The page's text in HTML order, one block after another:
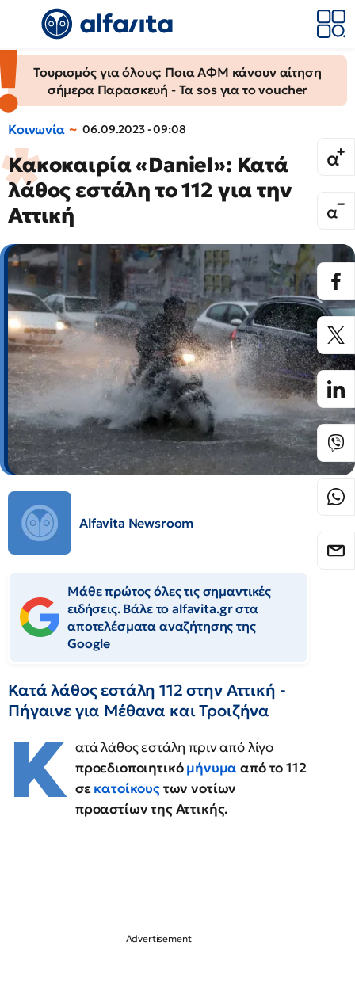
Τουρισμός για όλους: Ποια ΑΦΜ κάνουν αίτηση
σήμερα Παρασκευή - Τα sos για το voucher
Κοινωνία 06.09.2023 - 09:08
Κακοκαιρία «Daniel»: Κατά
λάθος εστάλη το 112 για την
Αττική
Alfavita Newsroom
Μάθε πρώτος όλες τις σημαντικές
ειδήσεις. Βάλε το alfavita.gr στα
αποτελέσματα αναζήτησης της
Google
Κατά λάθος εστάλη 112 στην Αττική -
Πήγαινε για Μέθανα και Τροιζήνα
Κ ατά λάθος εστάλη πριν από λίγο
προεδιοποιητικόμήνυμααπό το 112
σεκατοίκουςτων νοτίων
προαστίων της Αττικής.